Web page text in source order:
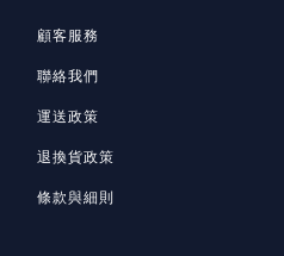
顧客服務
聯絡我們
運送政策
退換貨政策
條款與細則